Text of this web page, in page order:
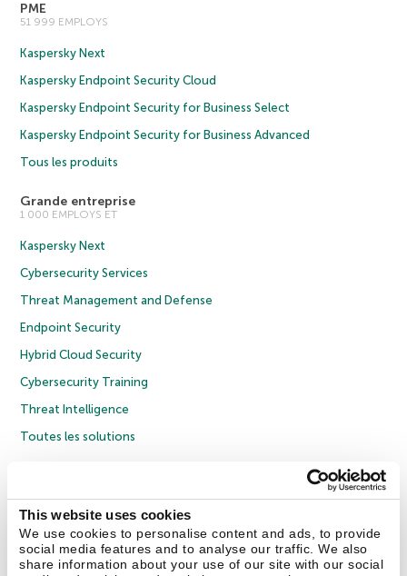
This website uses cookies
We use cookies to personalise content and ads, to provide
social media features and to analyse our traffic. We also
share information about your use of our site with our social
PME
51 999 EMPLOYS
Kaspersky Next
Kaspersky Endpoint Security Cloud
Kaspersky Endpoint Security for Business Select
Kaspersky Endpoint Security for Business Advanced
Tous les produits
Grande entreprise
1 000 EMPLOYS ET
Kaspersky Next
Cybersecurity Services
Threat Management and Defense
Endpoint Security
Hybrid Cloud Security
Cybersecurity Training
Threat Intelligence
Toutes les solutions
Politique de confidentialité
Politique anticorruption
Contrat de licence grand public
Contrat de licence entreprises
Cookies
Nous contacter À propos Partenaires Blog Communiqués de presse